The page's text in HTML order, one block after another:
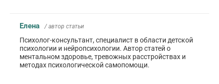
Елена / автор статьи
Психолог-консультант, специалист в области детской
психологии и нейропсихологии. Автор статей о
ментальном здоровье, тревожных расстройствах и
методах психологической самопомощи.